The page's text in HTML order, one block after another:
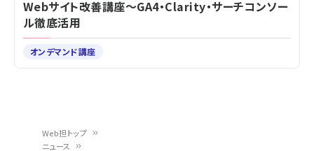
Web担トップ
ニュース
Webサイト改善講座～GA4・Clarity・サーチコンソー
ル徹底活用
オンデマンド講座